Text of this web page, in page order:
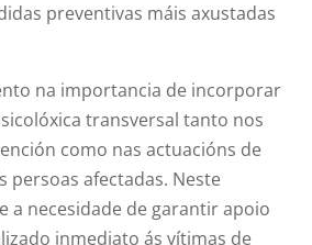
preventivas máis axustadas
na importancia de incorporar
transversal tanto nos
como nas actuacións de
persoas afectadas. Neste
a necesidade de garantir apoio
inmediato ás vítimas de